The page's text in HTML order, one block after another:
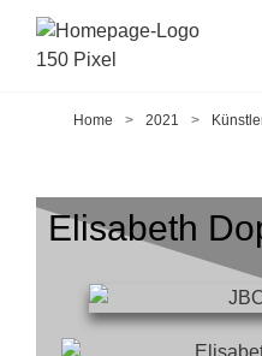
Home > 2021 >
Elisabeth